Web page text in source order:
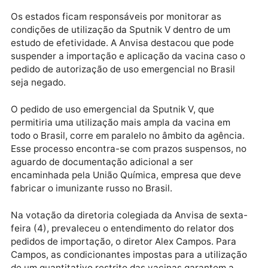
mil doses; o Maranhão, 141 mil doses; Sergipe, 46 mil
doses; o Ceará, 183 mil doses; Pernambuco, 192 mil
doses, e o Piauí, 66 mil doses.
A agência informou que “vai analisar os dados de
próximos quantitativos a serem importados”.
Os estados ficam responsáveis por monitorar as
condições de utilização da Sputnik V dentro de um
estudo de efetividade. A Anvisa destacou que pode
suspender a importação e aplicação da vacina caso
pedido de autorização de uso emergencial no Brasil
seja negado.
O pedido de uso emergencial da Sputnik V, que
permitiria uma utilização mais ampla da vacina em